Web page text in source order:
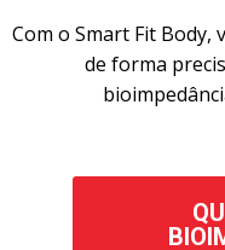
Com o Smart Fit Body,
de forma